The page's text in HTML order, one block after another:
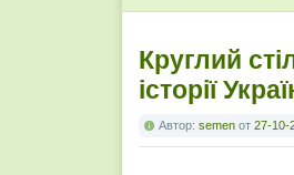
Круглий
історії
Автор: semen от 27-10-